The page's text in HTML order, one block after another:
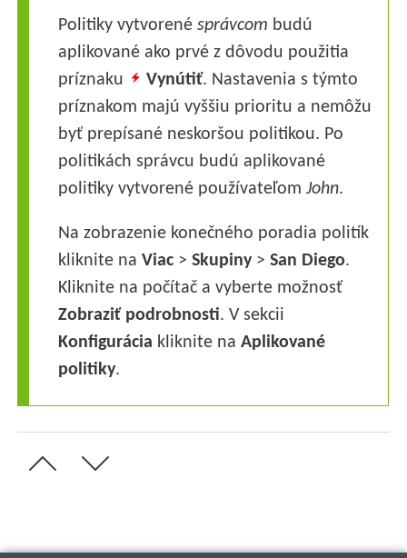
Politiky vytvorenésprávcom budú
aplikované ako prvé z dôvodu použitia
príznaku
Vynútiť. Nastavenia s týmto
príznakom majú vyššiu prioritu a nemôžu
byť prepísané neskoršou politikou. Po
politikách správcu budú aplikované
politiky vytvorené používateľomJohn.
Na zobrazenie konečného poradia politík
kliknite naViac >Skupiny>San Diego.
Kliknite na počítač a vyberte možnosť
Zobraziť podrobnosti. V sekcii
Konfigurácia kliknite naAplikované
politiky.